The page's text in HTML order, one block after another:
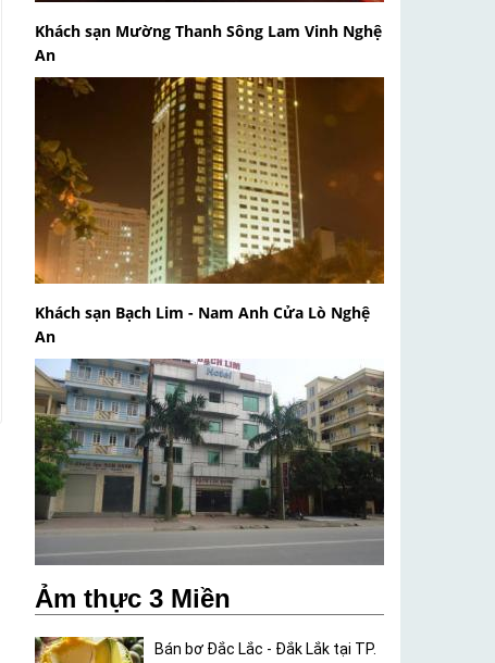
Khách sạn Mường Thanh Sông Lam Vinh Nghệ
An
Khách sạn Bạch Lim - Nam Anh Cửa Lò Nghệ
An
Ảm thực 3 Miền
Bán bơ Đắc Lắc - Đắk Lắk tại TP.